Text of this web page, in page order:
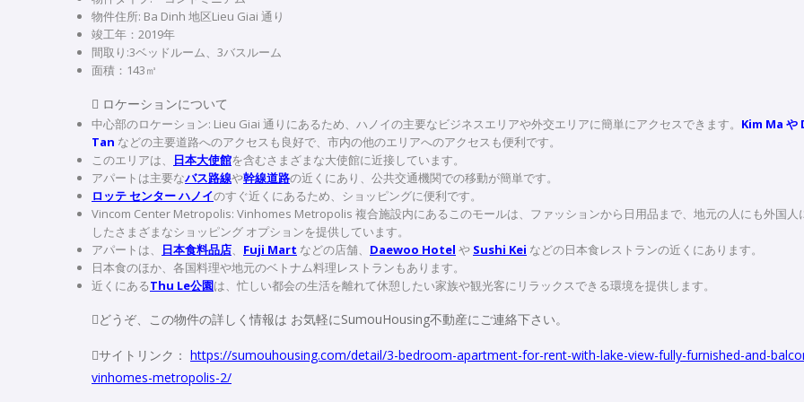
物件住所: Ba Dinh 地区Lieu Giai 通り
竣工年：2019年
間取り:3ベッドルーム、3バスルーム
面積：143㎥
 ロケーションについて
中心部のロケーション: Lieu Giai 通りにあるため、ハノイの主要なビジネスエリアや外交エリアに簡単にアクセスできます。 Kim Ma や
Tan などの主要道路へのアクセスも良好で、市内の他のエリアへのアクセスも便利です。
このエリアは、
日本大使館を含むさまざまな大使館に近接しています。
アパートは主要なバス路線や幹線道路の近くにあり、公共交通機関での移動が簡単です。
ロッテ センター ハノイのすぐ近くにあるため、ショッピングに便利です。
Vincom Center Metropolis: Vinhomes Metropolis 複合施設内にあるこのモールは、ファッションから日用品まで、地元の人にも外国人
したさまざまなショッピング オプションを提供しています。
アパートは、
日本食料品店、 Fuji Mart などの店舗、 Daewoo Hotel や Sushi Kei などの日本食レストランの近くにあります。
日本食のほか、各国料理や地元のベトナム料理レストランもあります。
近くにあるThu Le公園は、忙しい都会の生活を離れて休憩したい家族や観光客にリラックスできる環境を提供します。
どうぞ、この物件の詳しく情報は お気軽にSumouHousing不動産にご連絡下さい。
サイトリンク： https://sumouhousing.com/detail/3-bedroom-apartment-for-rent-with-lake-view-fully-furnished-and-
vinhomes-metropolis-2/